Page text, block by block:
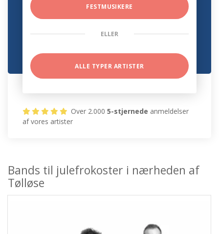
FESTMUSIKERE
ELLER
ALLE TYPER ARTISTER
Over 2.0005-stjernede anmeldelser
af vores artister
Bands til julefrokoster i nærheden af
Tølløse